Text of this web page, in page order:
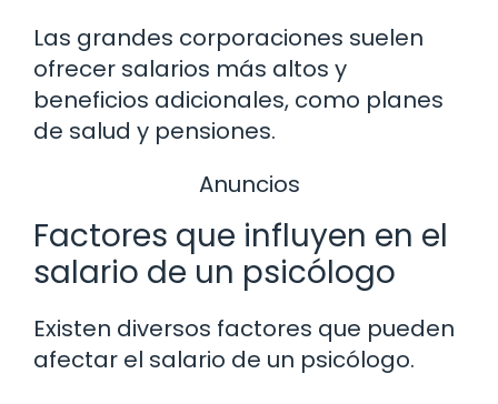
Las grandes corporaciones suelen
ofrecer salarios más altos y
beneficios adicionales, como planes
de salud y pensiones.
Anuncios
Factores que influyen en el
salario de un psicólogo
Existen diversos factores que pueden
afectar el salario de un psicólogo.